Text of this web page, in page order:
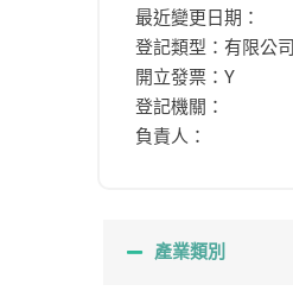
最近變更日期：
登記類型：有限公司
開立發票：Y
登記機關：
負責人：
產業類別